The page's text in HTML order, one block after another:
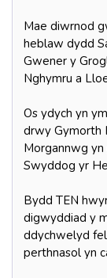
Mae diwrnod
heblaw dydd
Gwener y
Nghymru a
Os ydych yn
drwy Gymorth
Morgannwg
Swyddog yr
Bydd TEN
digwyddiad y
ddychwelyd
perthnasol yn